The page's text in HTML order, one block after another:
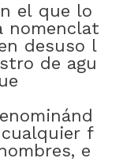
el que lo
nomenclat
desuso l
de agu
cualquier f
, e